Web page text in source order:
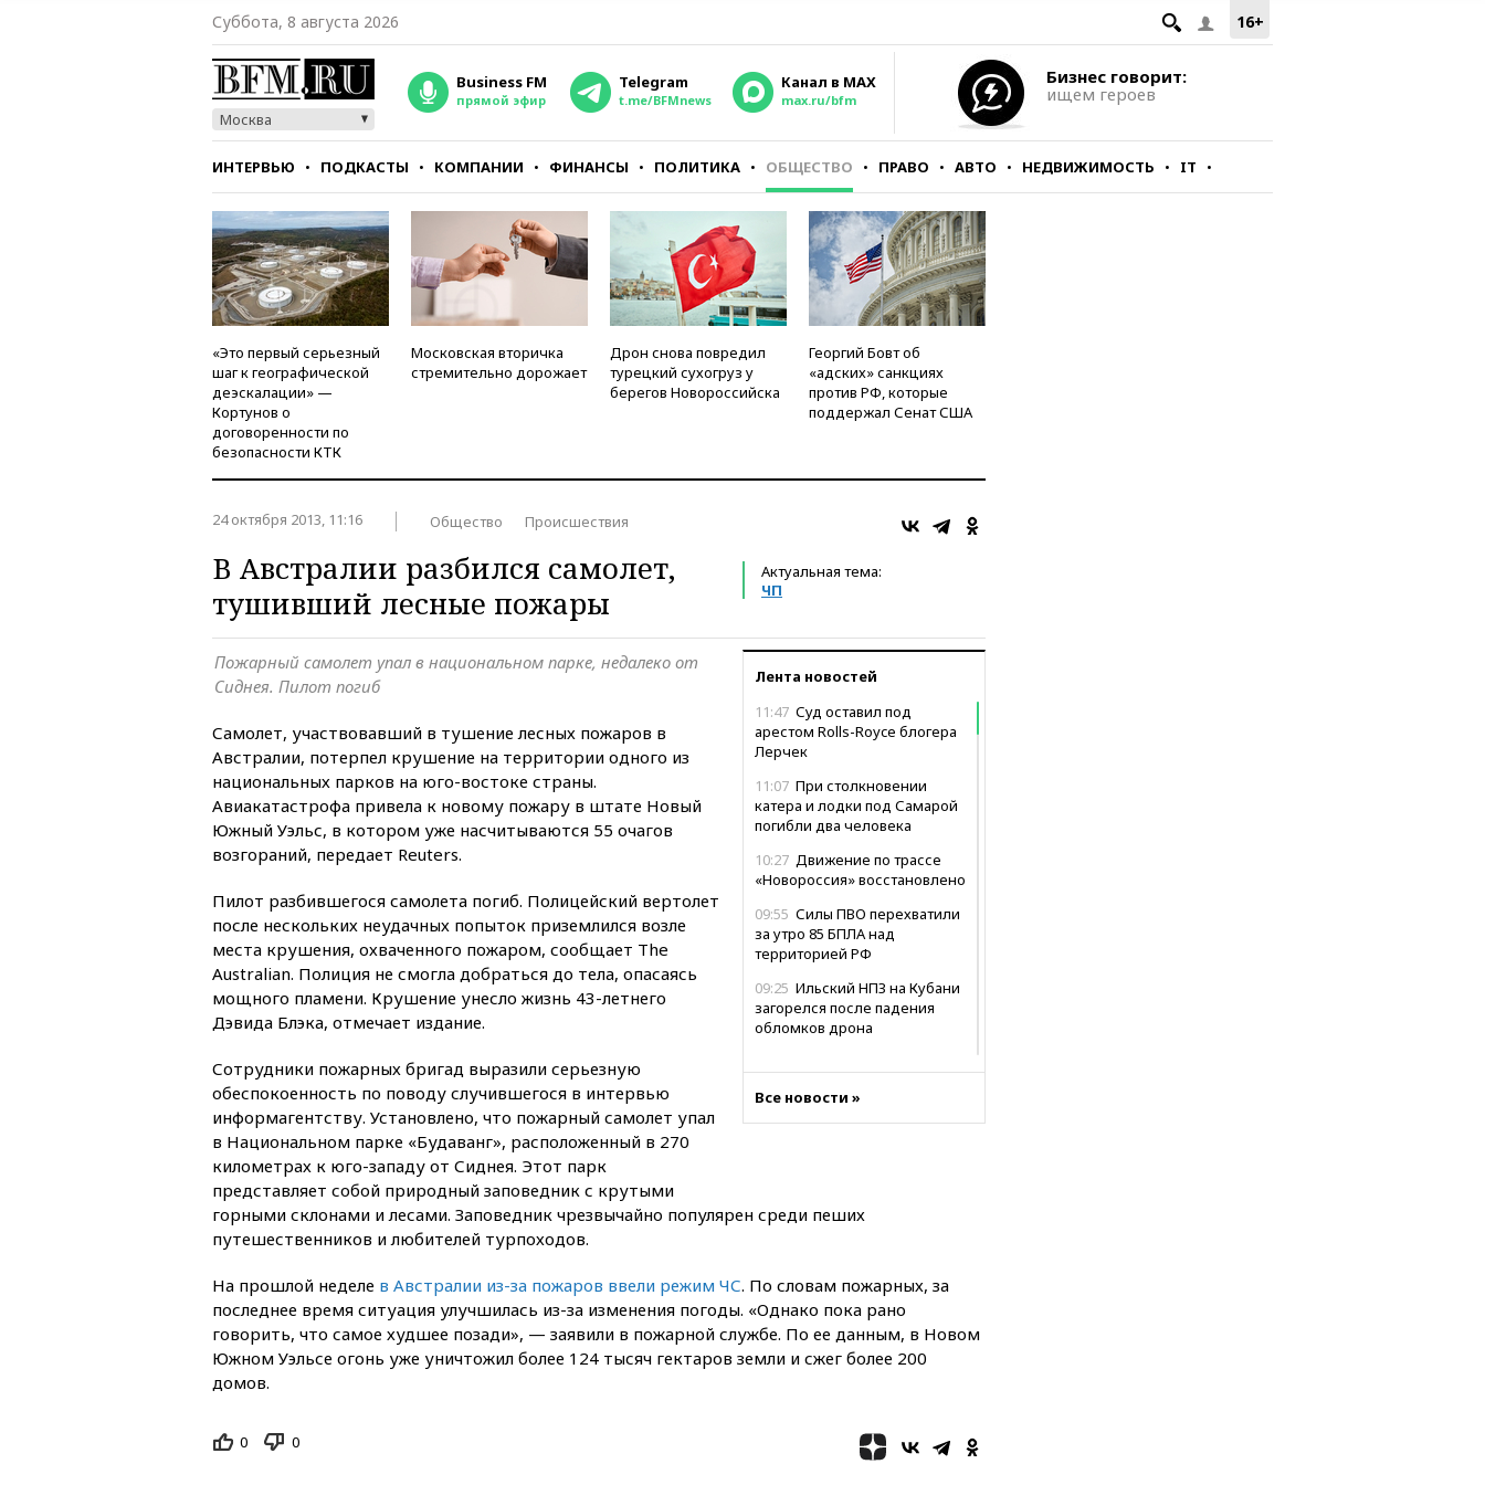
16+
Суббота, 8 августа 2026
Москва
Business FM
прямой эфир
Telegram
t.me/BFMnews
Канал в MAX
max.ru/bfm
Бизнес говорит:
ищем героев
ИНТЕРВЬЮ ПОДКАСТЫ КОМПАНИИ ФИНАНСЫ ПОЛИТИКА ОБЩЕСТВО ПРАВО АВТО НЕДВИЖИМОСТЬ IT
СТИЛЬ ТЕСТЫ
«Это первый серьезный
шаг к географической
деэскалации» —
Кортунов о
договоренности по
безопасности КТК
Московская вторичка
стремительно дорожает
Дрон снова повредил
турецкий сухогруз у
берегов Новороссийска
Георгий Бовт об
«адских» санкциях
против РФ, которые
поддержал Сенат США
24 октября 2013, 11:16 Общество Происшествия
Актуальная тема:
ЧП
В Австралии разбился самолет,
тушивший лесные пожары
Лента новостей
11:47 Суд оставил под
арестом Rolls-Royce блогера
Лерчек
11:07 При столкновении
катера и лодки под Самарой
погибли два человека
10:27 Движение по трассе
«Новороссия» восстановлено
09:55 Силы ПВО перехватили
за утро 85 БПЛА над
территорией РФ
09:25 Ильский НПЗ на Кубани
загорелся после падения
обломков дрона
подлете к Москве
08:16 Лукашенко призвал
белорусов покупать избы в
07:30Нигерия стала
крупнейшим поставщиком
авиатоплива в Европу
06:30 США и Колумбия
ВМС Испании усилили
присутствие в Сеуте на фоне
Все новости »
Пожарный самолет упал в национальном парке, недалеко от
Сиднея. Пилот погиб
Самолет, участвовавший в тушение лесных пожаров в
Австралии, потерпел крушение на территории одного из
национальных парков на юго-востоке страны.
Авиакатастрофа привела к новому пожару в штате Новый
Южный Уэльс, в котором уже насчитываются 55 очагов
возгораний, передает Reuters.
Пилот разбившегося самолета погиб. Полицейский вертолет
после нескольких неудачных попыток приземлился возле
места крушения, охваченного пожаром, сообщает The
Australian. Полиция не смогла добраться до тела, опасаясь
мощного пламени. Крушение унесло жизнь 43-летнего
Дэвида Блэка, отмечает издание.
Сотрудники пожарных бригад выразили серьезную
обеспокоенность по поводу случившегося в интервью
информагентству. Установлено, что пожарный самолет упал
в Национальном парке «Будаванг», расположенный в 270
километрах к юго-западу от Сиднея. Этот парк
представляет собой природный заповедник с крутыми
горными склонами и лесами. Заповедник чрезвычайно популярен среди пеших
путешественников и любителей турпоходов.
На прошлой неделе в Австралии из-за пожаров ввели режим ЧС. По словам пожарных, за
последнее время ситуация улучшилась из-за изменения погоды. «Однако пока рано
говорить, что самое худшее позади», — заявили в пожарной службе. По ее данным, в Новом
Южном Уэльсе огонь уже уничтожил более 124 тысяч гектаров земли и сжег более 200
домов.
0 0